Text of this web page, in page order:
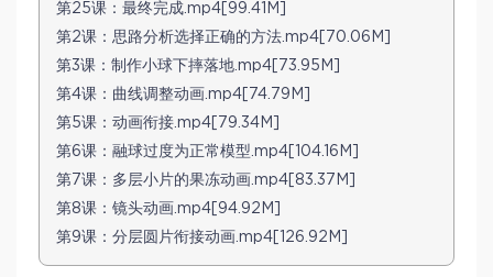
第25课：最终完成.mp4[99.41M]
第2课：思路分析选择正确的方法.mp4[70.06M]
第3课：制作小球下摔落地.mp4[73.95M]
第4课：曲线调整动画.mp4[74.79M]
第5课：动画衔接.mp4[79.34M]
第6课：融球过度为正常模型.mp4[104.16M]
第7课：多层小片的果冻动画.mp4[83.37M]
第8课：镜头动画.mp4[94.92M]
第9课：分层圆片衔接动画.mp4[126.92M]